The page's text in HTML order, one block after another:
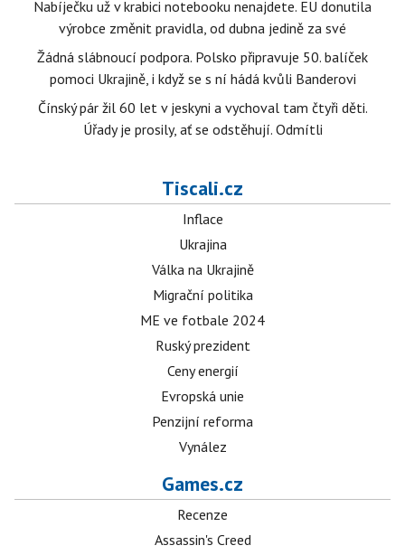
Nabíječku už v krabici notebooku nenajdete. EU donutila
výrobce změnit pravidla, od dubna jedině za své
Žádná slábnoucí podpora. Polsko připravuje 50. balíček
pomoci Ukrajině, i když se s ní hádá kvůli Banderovi
Čínský pár žil 60 let v jeskyni a vychoval tam čtyři děti.
Úřady je prosily, ať se odstěhují. Odmítli
Tiscali.cz
Inflace
Ukrajina
Válka na Ukrajině
Migrační politika
ME ve fotbale 2024
Ruský prezident
Ceny energií
Evropská unie
Penzijní reforma
Vynález
Games.cz
Recenze
Assassin's Creed